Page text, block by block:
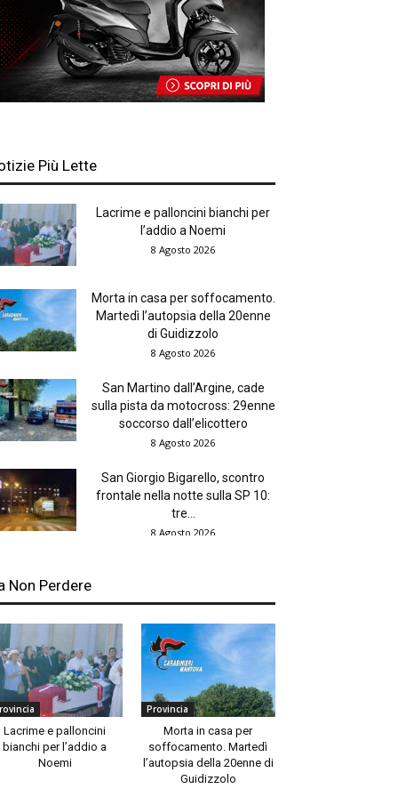
Più Lette
Lacrime e palloncini bianchi per
l’addio a Noemi
8 Agosto 2026
Morta in casa per soffocamento.
Martedì l’autopsia della 20enne
di Guidizzolo
8 Agosto 2026
San Martino dall’Argine, cade
sulla pista da motocross: 29enne
soccorso dall’elicottero
8 Agosto 2026
San Giorgio Bigarello, scontro
frontale nella notte sulla SP 10:
tre...
8 Agosto 2026
Non Perdere
Lacrime e palloncini
bianchi per l’addio a
Noemi
Provincia
Morta in casa per
soffocamento. Martedì
l’autopsia della 20enne di
Guidizzolo